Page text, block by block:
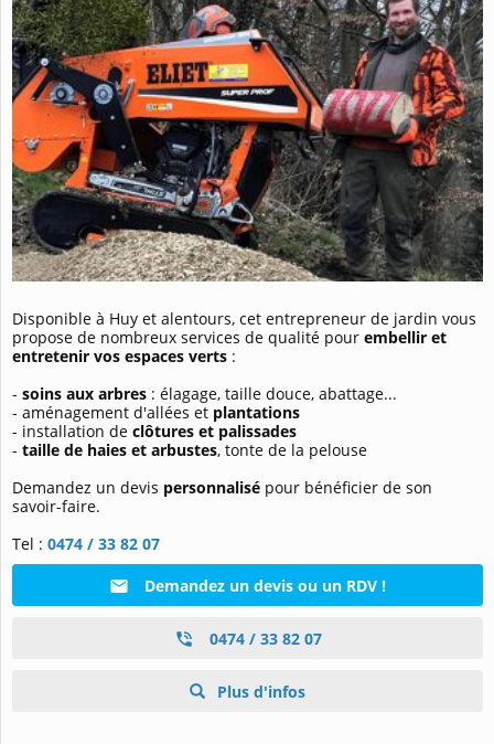
Disponible à Huy et alentours, cet entrepreneur de jardin vous
propose de nombreux services de qualité pour embellir et
entretenir vos espaces verts :
- soins aux arbres : élagage, taille douce, abattage...
- aménagement d'allées et plantations
- installation de clôtures et palissades
- taille de haies et arbustes, tonte de la pelouse
Demandez un devis personnalisé pour bénéficier de son
savoir-faire.
Tel : 0474 / 33 82 07
Demandez un devis ou un RDV !
0474 / 33 82 07
Plus d'infos